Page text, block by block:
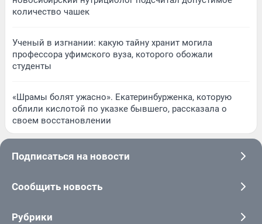
количество чашек
Ученый в изгнании: какую тайну хранит могила
профессора уфимского вуза, которого обожали
студенты
«Шрамы болят ужасно». Екатеринбурженка, которую
облили кислотой по указке бывшего, рассказала о
своем восстановлении
Подписаться на новости
Сообщить новость
Рубрики